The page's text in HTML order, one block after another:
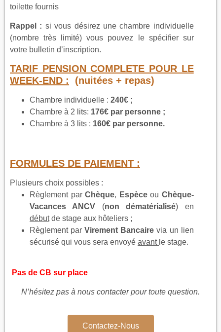
toilette fournis
Rappel : si vous désirez une chambre individuelle
(nombre très limité) vous pouvez le spécifier sur
votre bulletin d’inscription.
TARIF PENSION COMPLETE POUR LE
WEEK-END : (nuitées + repas)
Chambre individuelle : 240€ ;
Chambre à 2 lits: 176€ par personne ;
Chambre à 3 lits : 160€ par personne.
FORMULES DE PAIEMENT :
Plusieurs choix possibles :
Règlement parChèque, Espèceou Chèque-
Vacances ANCV (non dématérialisé) en
débutde stage aux hôteliers ;
Règlement parVirement Bancaire via un lien
sécurisé qui vous sera envoyé avant le stage.
Pas de CB sur place
N’hésitez pas à nous contacter pour toute question.
Contactez-Nous